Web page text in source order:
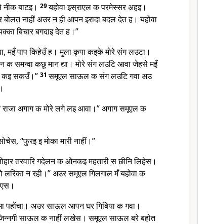
बाटइ। 29यहोवा इस्राएल क परमेस्सर अहइ।
बोलत नाहीं अउर न ही आपन इरादा बदल देत ह। यहोवा
बिचार बगदाइ देत ह।”
मइँ पाप किहेउँ ह। मुला कृपा कइके मोरे संग लउटा।
क समन्वा कछू मान द्या। मोरे संग लउटि आवा जेहसे मइँ
कइ सकउँ।” 31समूएल साऊल क संग लउटि गवा अउ
अगाग क मोरे लगे लइ आवा।” अगाग समूएल क
“फुरइ इ मोका मारी नाहीं।”
तरवारि गदेलन क ओनकइ महतारी स छीनि लिहेस।
लरिका न रही।” अउर समूएल गिलगाल मँ यहोवा क
पहोंचा। अउर साऊल आपन घर गिबिया क गवा।
साऊल क नाहीं लखेस। समूएल साऊल बरे बहोत